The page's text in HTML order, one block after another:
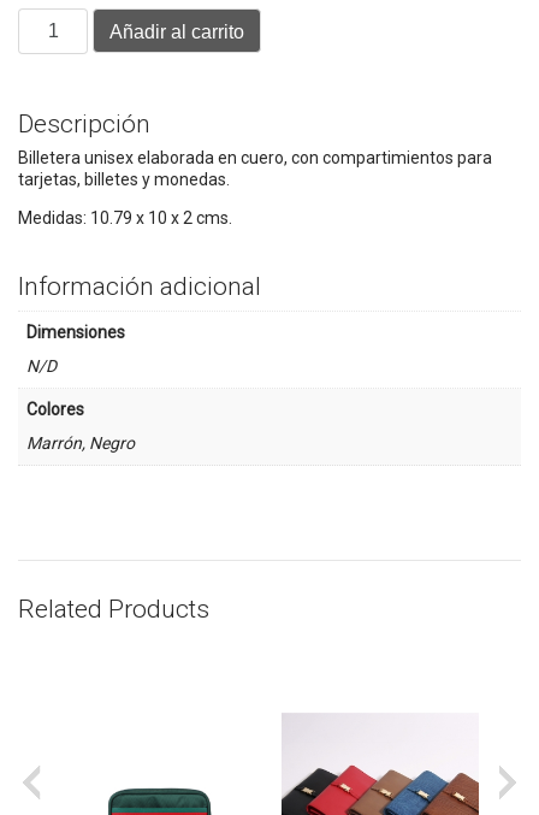
cantidad
Añadir al carrito
Descripción
Billetera unisex elaborada en cuero, con compartimientos para
tarjetas, billetes y monedas.
Medidas: 10.79 x 10 x 2 cms.
Información adicional
Dimensiones
N/D
Colores
Marrón, Negro
Related Products